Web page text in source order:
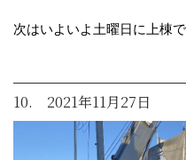
次はいよいよ土曜日に上棟で
10. 2021年11月27日